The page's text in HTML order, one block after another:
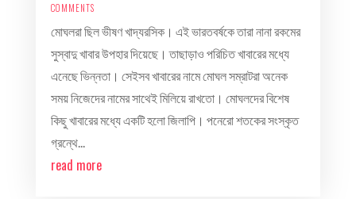
COMMENTS
মোঘলরা ছিল ভীষণ খাদ্যরসিক। এই ভারতবর্ষকে তারা নানা রকমের
সুস্বাদু খাবার উপহার দিয়েছে। তাছাড়াও পরিচিত খাবারের মধ্যে
এনেছে ভিন্নতা। সেইসব খাবারের নামে মোঘল সম্রাটরা অনেক
সময় নিজেদের নামের সাথেই মিলিয়ে রাখতো। মোঘলদের বিশেষ
কিছু খাবারের মধ্যে একটি হলো জিলাপি। পনেরো শতকের সংস্কৃত
গ্রন্থে...
read more